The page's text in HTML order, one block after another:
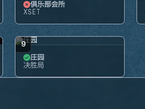
俱乐部会所
XSET
9
庄园
决胜局